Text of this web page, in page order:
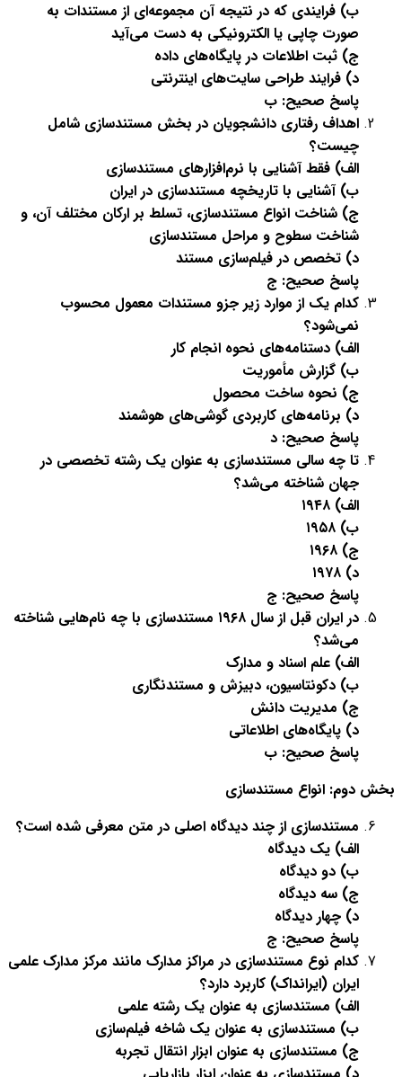
ب) فرایندی که در نتیجه آن مجموعه‌ای از مستندات به
صورت چاپی یا الکترونیکی به دست می‌آید
ج) ثبت اطلاعات در پایگاه‌های داده
د) فرایند طراحی سایت‌های اینترنتی
پاسخ صحیح: ب
اهداف رفتاری دانشجویان در بخش مستندسازی شامل
چیست؟
الف) فقط آشنایی با نرم‌افزارهای مستندسازی
ب) آشنایی با تاریخچه مستندسازی در ایران
ج) شناخت انواع مستندسازی، تسلط بر ارکان مختلف آن، و
شناخت سطوح و مراحل مستندسازی
د) تخصص در فیلم‌سازی مستند
پاسخ صحیح: ج
کدام یک از موارد زیر جزو مستندات معمول محسوب
نمی‌شود؟
الف) دستنامه‌های نحوه انجام کار
ب) گزارش مأموریت
ج) نحوه ساخت محصول
د) برنامه‌های کاربردی گوشی‌های هوشمند
پاسخ صحیح: د
تا چه سالی مستندسازی به عنوان یک رشته تخصصی در
جهان شناخته می‌شد؟
الف) ۱۹۴۸
ب) ۱۹۵۸
ج) ۱۹۶۸
د) ۱۹۷۸
پاسخ صحیح: ج
در ایران قبل از سال ۱۹۶۸ مستندسازی با چه نام‌هایی شناخته
می‌شد؟
الف) علم اسناد و مدارک
ب) دکونتاسیون، دبیزش و مستندنگاری
ج) مدیریت دانش
د) پایگاه‌های اطلاعاتی
پاسخ صحیح: ب
بخش دوم: انواع مستندسازی
مستندسازی از چند دیدگاه اصلی در متن معرفی شده است؟
الف) یک دیدگاه
ب) دو دیدگاه
ج) سه دیدگاه
د) چهار دیدگاه
پاسخ صحیح: ج
کدام نوع مستندسازی در مراکز مدارک مانند مرکز مدارک علمی
ایران (ایرانداک) کاربرد دارد؟
الف) مستندسازی به عنوان یک رشته علمی
ب) مستندسازی به عنوان یک شاخه فیلم‌سازی
ج) مستندسازی به عنوان ابزار انتقال تجربه